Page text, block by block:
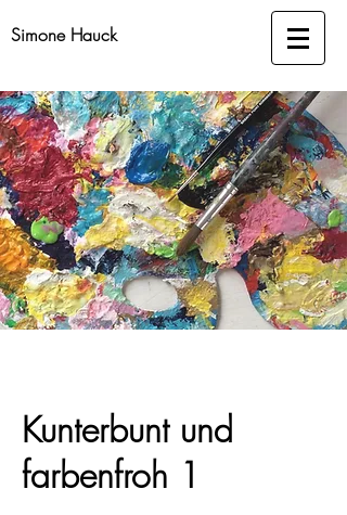
Simone Hauck
Kunterbunt und
farbenfroh 1